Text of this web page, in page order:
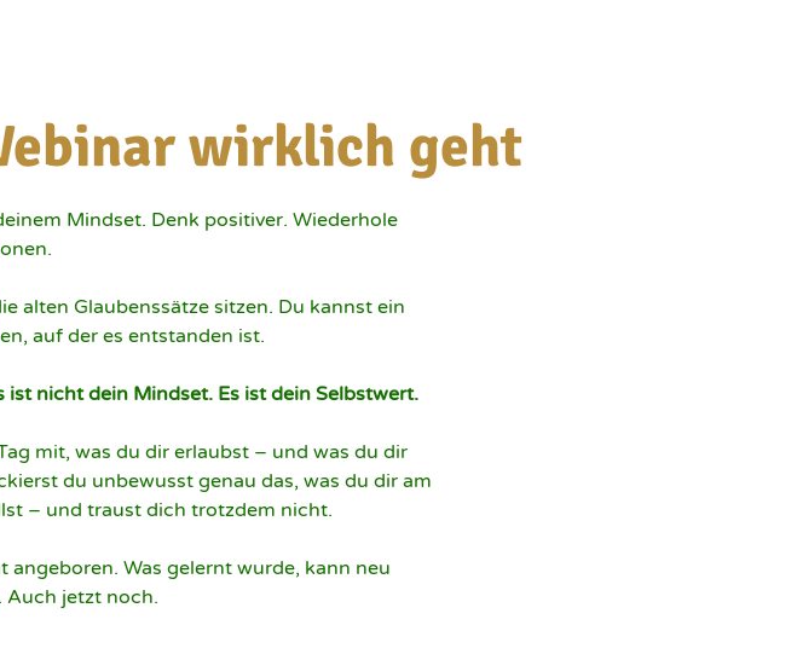
wirklich geht
Mindset. Denk positiver. Wiederhole
alten Glaubenssätze sitzen. Du kannst ein
auf der es entstanden ist.
ist nicht dein Mindset. Es ist dein Selbstwert.
mit, was du dir erlaubst – und was du dir
du unbewusst genau das, was du dir am
– und traust dich trotzdem nicht.
Was gelernt wurde, kann neu
Auch jetzt noch.